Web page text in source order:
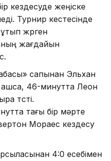
кездесуде жеңіске
Турнир кестесінде
жүрген
жағдайын
сапынан Эльхан
46-минутта Леон
түсті.
тағы бір мәрте
Мораес кездесу
4:0 есебімен